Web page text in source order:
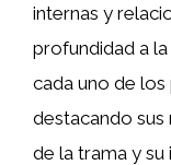
internas y
profundidad a
cada uno de los
destacando
de la trama y